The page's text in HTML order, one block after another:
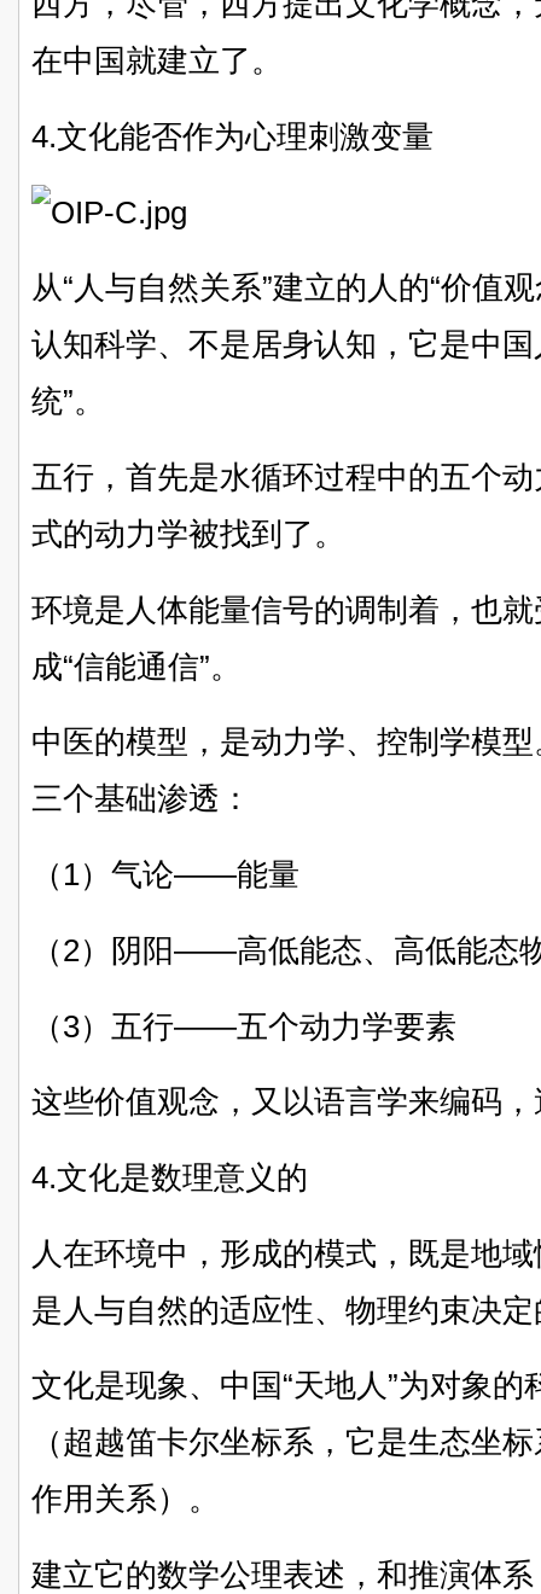
在中国就建立了。
4.文化能否作为心理刺激变量
从“人与自然关系”建立的人的“价值
认知科学、不是居身认知，它是中
统”。
五行，首先是水循环过程中的五个
式的动力学被找到了。
环境是人体能量信号的调制着，也
成“信能通信”。
中医的模型，是动力学、控制学模
三个基础渗透：
（1）气论——能量
（2）阴阳——高低能态、高低能态
（3）五行——五个动力学要素
这些价值观念，又以语言学来编码
4.文化是数理意义的
人在环境中，形成的模式，既是地
是人与自然的适应性、物理约束决
文化是现象、中国“天地人”为对象
（超越笛卡尔坐标系，它是生态坐
作用关系）。
建立它的数学公理表述，和推演体